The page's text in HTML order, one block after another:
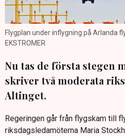
Flygplan under inflygning på Arlanda
EKSTROMER
Nu tas de första stegen
skriver två moderata
Altinget.
Regeringen går från flygskam till
riksdagsledamöterna Maria